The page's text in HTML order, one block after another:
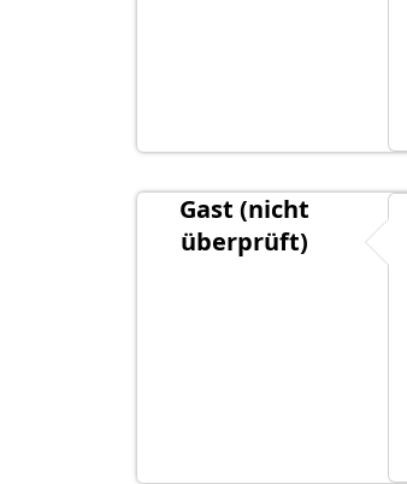
Gast (nicht
überprüft)